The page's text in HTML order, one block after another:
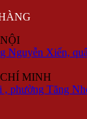
Nguyễn Xiển,
MINH
phường Tăng